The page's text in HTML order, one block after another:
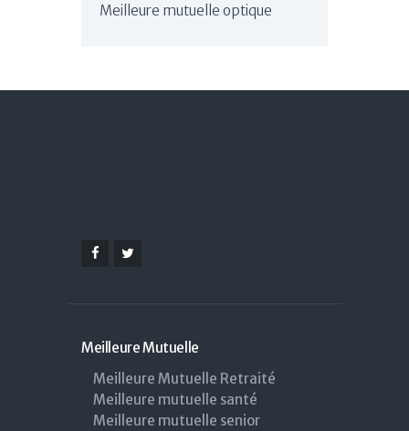
Meilleure mutuelle optique
Meilleure Mutuelle
Meilleure Mutuelle Retraité
Meilleure mutuelle santé
Meilleure mutuelle senior